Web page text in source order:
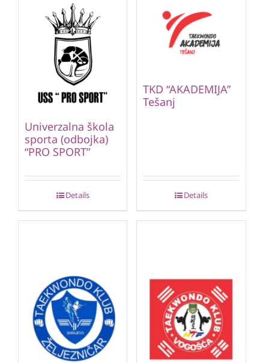
Univerzalna škola
sporta (odbojka)
“PRO SPORT”
Details
TKD “AKADEMIJA”
Tešanj
Details